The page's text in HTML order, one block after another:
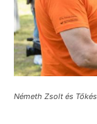
Németh Zsolt és